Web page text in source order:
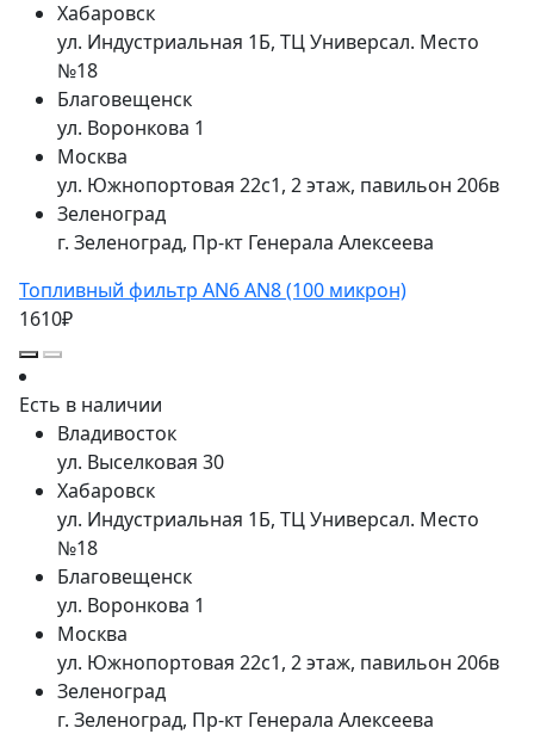
Хабаровск
ул. Индустриальная 1Б, ТЦ Универсал. Место
№18
Благовещенск
ул. Воронкова 1
Москва
ул. Южнопортовая 22с1, 2 этаж, павильон 206в
Зеленоград
г. Зеленоград, Пр-кт Генерала Алексеева
Топливный фильтр AN6 AN8 (100 микрон)
1610₽
Есть в наличии
Владивосток
ул. Выселковая 30
Хабаровск
ул. Индустриальная 1Б, ТЦ Универсал. Место
№18
Благовещенск
ул. Воронкова 1
Москва
ул. Южнопортовая 22с1, 2 этаж, павильон 206в
Зеленоград
г. Зеленоград, Пр-кт Генерала Алексеева